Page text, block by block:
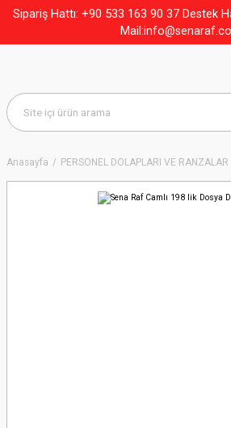
Sipariş Hattı: +90 533 163 90 37Destek
Anasayfa PERSONEL DOLAPLARI VE RANZALAR